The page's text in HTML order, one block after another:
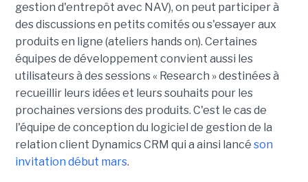
gestion d'entrepôt avec NAV), on peut participer à
des discussions en petits comités ou s'essayer aux
produits en ligne (ateliers hands on). Certaines
équipes de développement convient aussi les
utilisateurs à des sessions « Research » destinées à
recueillir leurs idées et leurs souhaits pour les
prochaines versions des produits. C'est le cas de
l'équipe de conception du logiciel de gestion de la
relation client Dynamics CRM qui a ainsi lancé son
invitation début mars.